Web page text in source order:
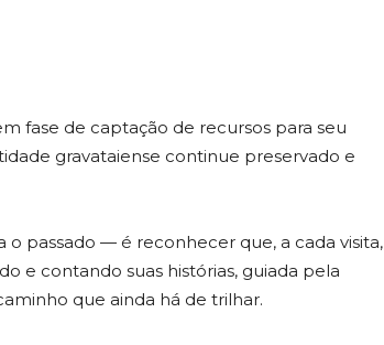
fase de captação de recursos para seu
gravataiense continue preservado e
o passado — é reconhecer que, a cada visita,
e contando suas histórias, guiada pela
que ainda há de trilhar.